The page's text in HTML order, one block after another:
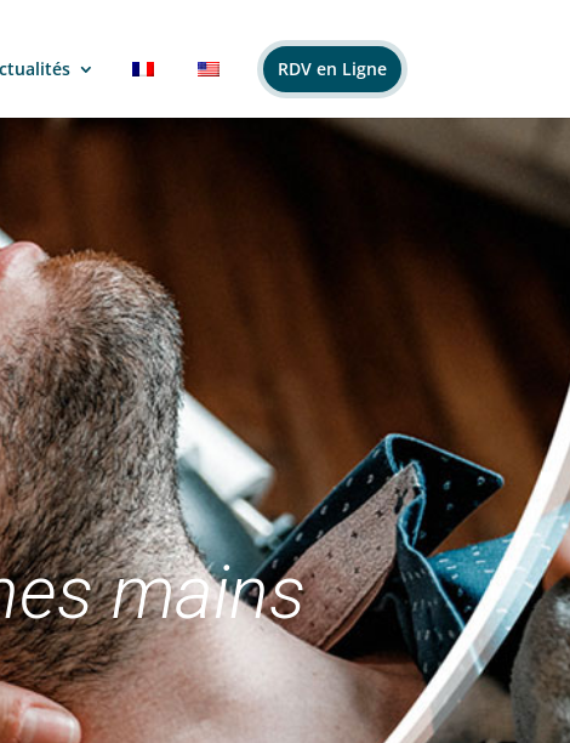
RDV en Ligne
mains